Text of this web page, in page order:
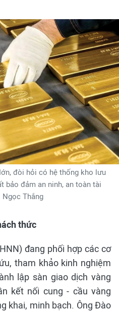
đòi hỏi có hệ thống kho lưu
bảo đảm an ninh, an toàn tài
Ngọc Thắng
thức
đang phối hợp các cơ
tham khảo kinh nghiệm
lập sàn giao dịch vàng
kết nối cung - cầu vàng
khai, minh bạch. Ông Đào